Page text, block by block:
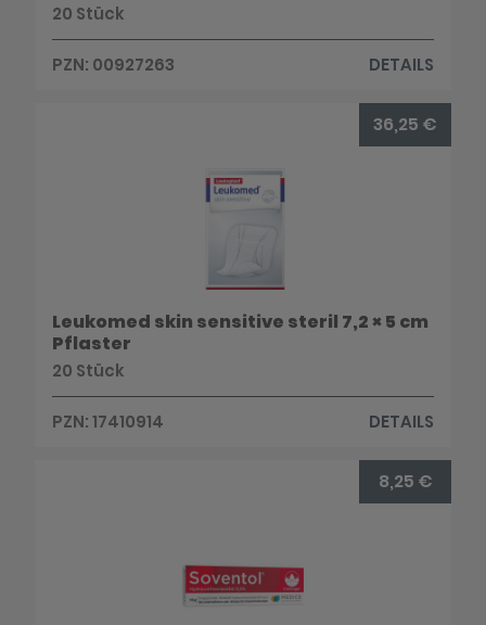
20 Stück
PZN: 00927263 DETAILS
36,25 €
Leukomed skin sensitive steril 7,2 × 5 cm
Pflaster
20 Stück
PZN: 17410914 DETAILS
8,25 €